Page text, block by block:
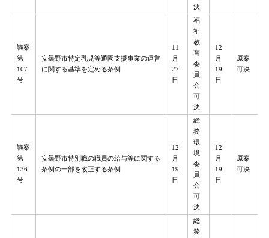
決
議案
第
107
号
安曇野市特定乳児等通園支援事業の運営
に関する基準を定める条例
11
月
27
日
福
祉
教
育
委
員
会
可
決
12
月
19
日
原案
可決
議案
第
136
号
安曇野市特別職の職員の給与等に関する
条例の一部を改正する条例
12
月
19
日
総
務
環
境
委
員
会
可
決
12
月
19
日
原案
可決
総
務